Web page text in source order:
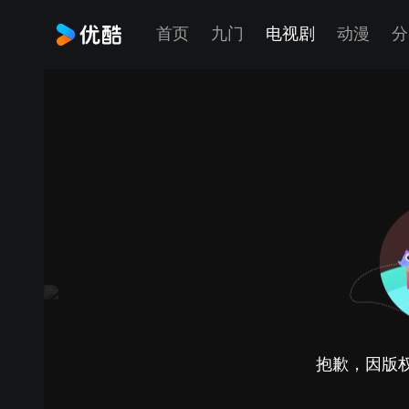
首页 九门 电视剧 动漫
抱歉，因版